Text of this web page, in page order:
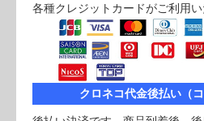
各種クレジットカードがご利用い
クロネコ代金後払い（